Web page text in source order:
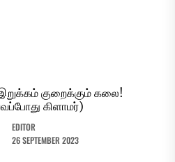
குறைக்கும் கலை!
கிளாமர்)
EDITOR
26 SEPTEMBER 2023